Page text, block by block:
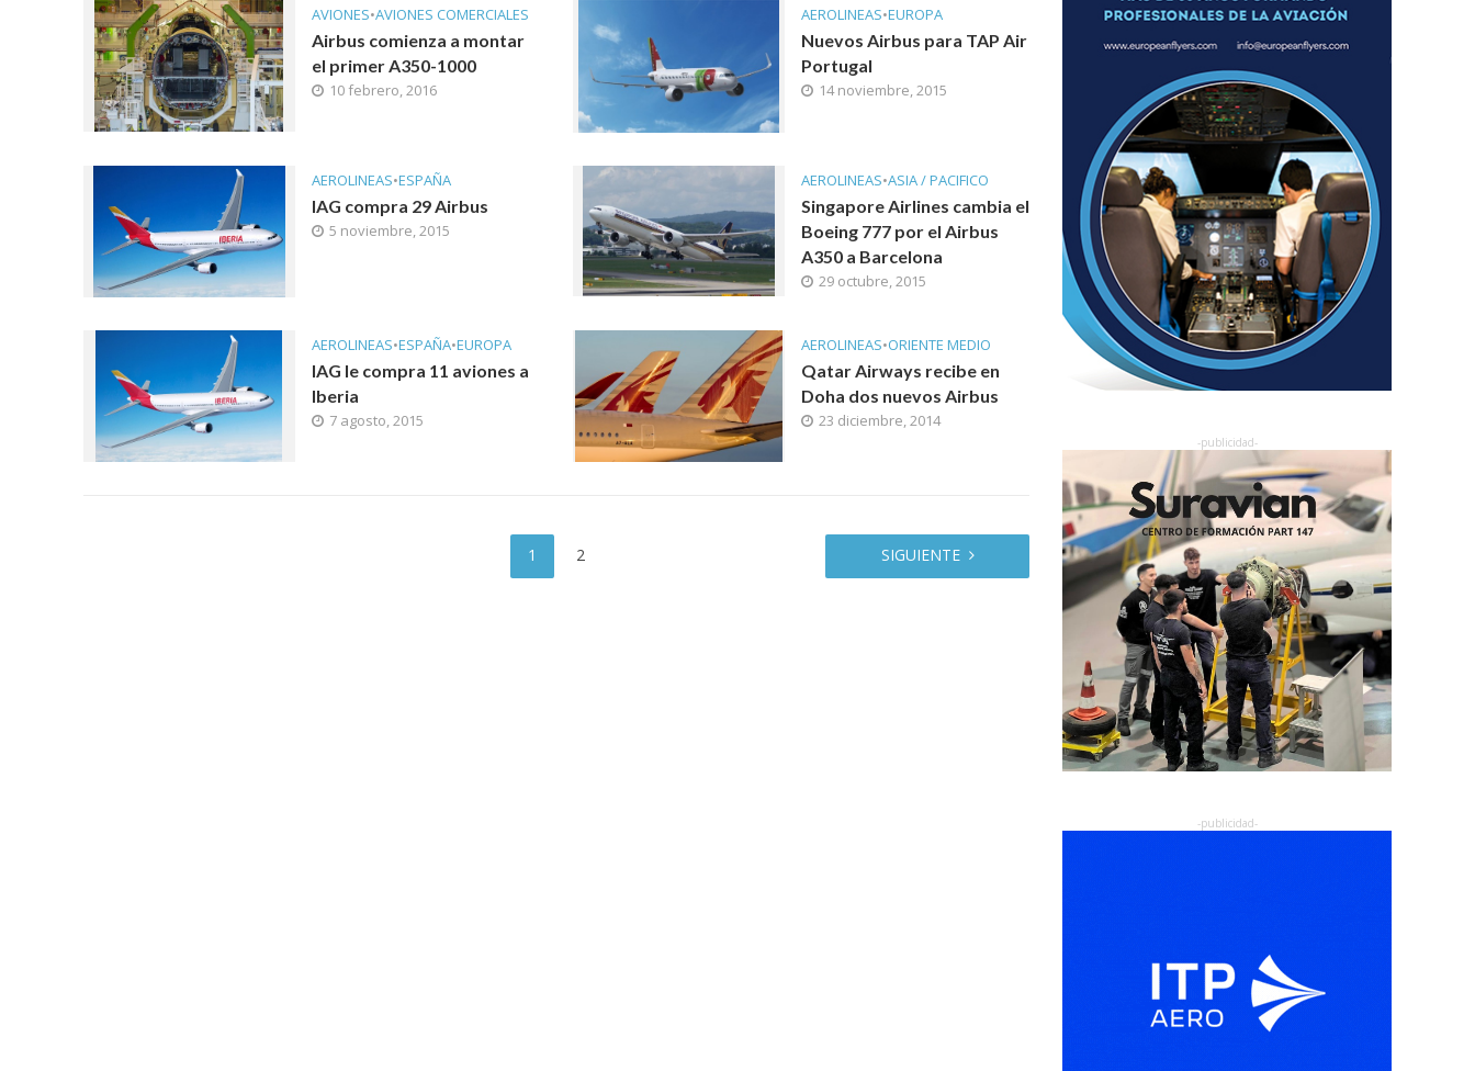
AVIONES•AVIONES COMERCIALES
Airbus comienza a montar
el primer A350-1000
10 febrero, 2016
AEROLINEAS•EUROPA
Nuevos Airbus para TAP Air
Portugal
14 noviembre, 2015
AEROLINEAS•ESPAÑA
IAG compra 29 Airbus
5 noviembre, 2015
AEROLINEAS•ASIA / PACIFICO
Singapore Airlines cambia el
Boeing 777 por el Airbus
A350 a Barcelona
29 octubre, 2015
AEROLINEAS•ESPAÑA•EUROPA
IAG le compra 11 aviones a
Iberia
7 agosto, 2015
AEROLINEAS•ORIENTE MEDIO
Qatar Airways recibe en
Doha dos nuevos Airbus
23 diciembre, 2014
1 2 SIGUIENTE